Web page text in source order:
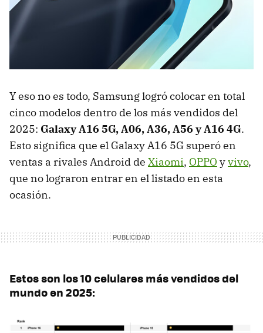
Y eso no es todo, Samsung logró colocar en total
cinco modelos dentro de los más vendidos del
2025: Galaxy A16 5G, A06, A36, A56 y A16 4G.
Esto significa que el Galaxy A16 5G superó en
ventas a rivales Android de Xiaomi, OPPO yvivo,
que no lograron entrar en el listado en esta
ocasión.
Estos son los 10 celulares más vendidos del
mundo en 2025: